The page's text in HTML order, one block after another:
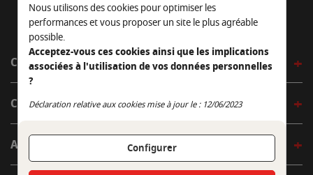
CÔTÉ OUTDOOR
CÔTÉ INDOOR
AUTOUR DE LA TABLE
Nous utilisons des cookies pour optimiser les
performances et vous proposer un site le plus agréable
possible.
Acceptez-vous ces cookies ainsi que les implications
associées à l'utilisation de vos données personnelles
?
Déclaration relative aux cookies mise à jour le : 12/06/2023
Configurer
Continuer sans accepter